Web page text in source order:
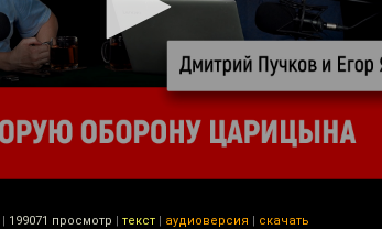
| 199071 просмотр | текст | аудиоверсия | скачать